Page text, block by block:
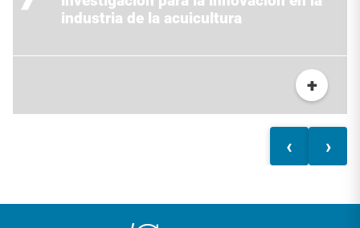
industria de la acuicultura
+
‹ ›